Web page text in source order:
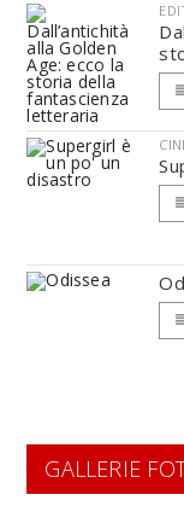
GALLERIE